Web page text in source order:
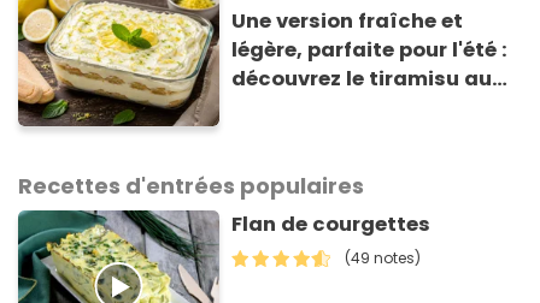
Une version fraîche et
légère, parfaite pour l'été :
découvrez le tiramisu au
Recettes d'entrées populaires
Flan de courgettes
(49 notes)